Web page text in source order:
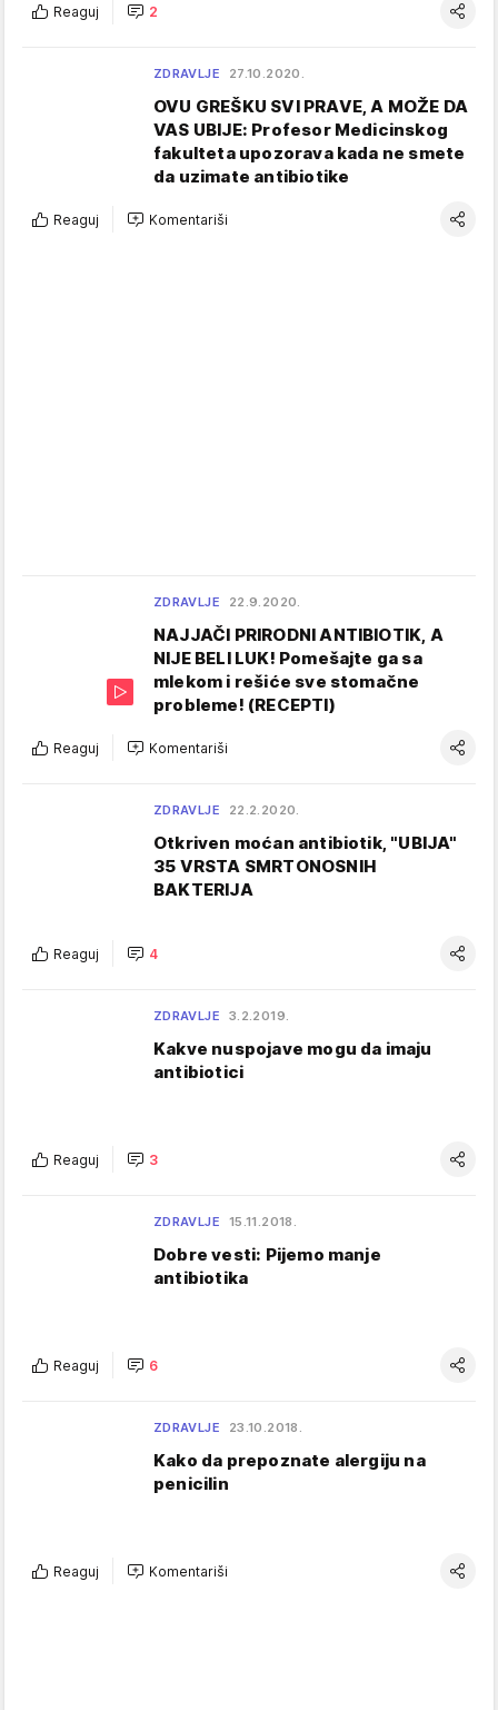
Reaguj 2
ZDRAVLJE 27.10.2020.
OVU GREŠKU SVI PRAVE, A MOŽE DA
VAS UBIJE: Profesor Medicinskog
fakulteta upozorava kada ne smete
da uzimate antibiotike
Reaguj Komentariši
ZDRAVLJE 22.9.2020.
NAJJAČI PRIRODNI ANTIBIOTIK, A
NIJE BELI LUK! Pomešajte ga sa
mlekom i rešiće sve stomačne
probleme! (RECEPTI)
Reaguj Komentariši
ZDRAVLJE 22.2.2020.
Otkriven moćan antibiotik, "UBIJA"
35 VRSTA SMRTONOSNIH
BAKTERIJA
Reaguj 4
ZDRAVLJE 3.2.2019.
Kakve nuspojave mogu da imaju
antibiotici
Reaguj 3
ZDRAVLJE 15.11.2018.
Dobre vesti: Pijemo manje
antibiotika
Reaguj 6
ZDRAVLJE 23.10.2018.
Kako da prepoznate alergiju na
penicilin
Reaguj Komentariši